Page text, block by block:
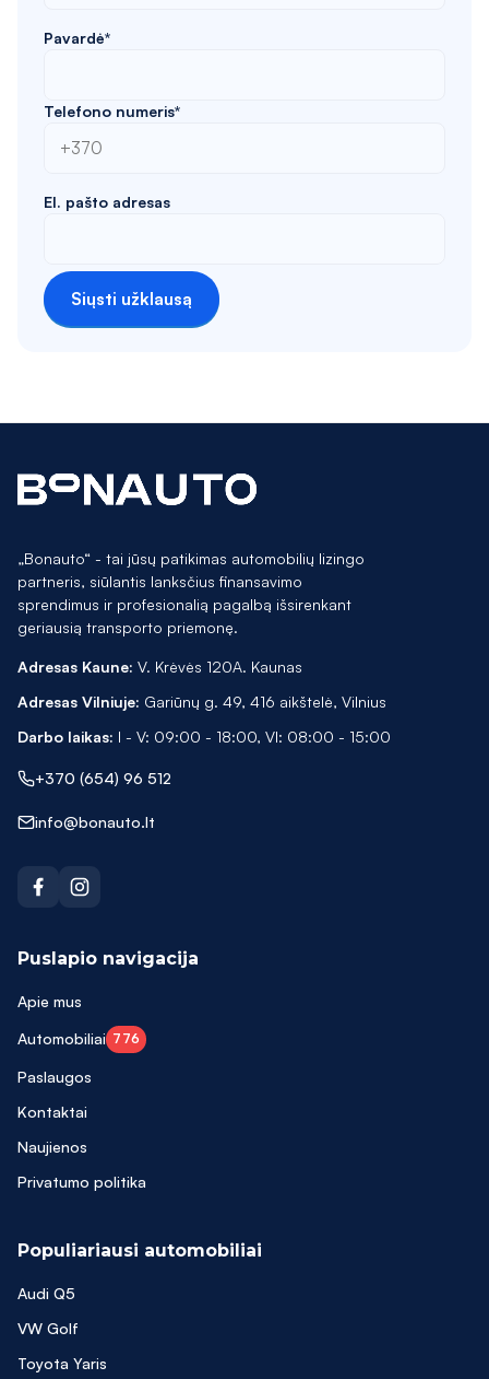
Pavardė*
Telefono numeris*
El. pašto adresas
Siųsti užklausą
„Bonauto“ - tai jūsų patikimas automobilių lizingo
partneris, siūlantis lanksčius finansavimo
sprendimus ir profesionalią pagalbą išsirenkant
geriausią transporto priemonę.
Adresas Kaune: V. Krėvės 120A. Kaunas
Adresas Vilniuje: Gariūnų g. 49, 416 aikštelė, Vilnius
Darbo laikas: I - V: 09:00 - 18:00, VI: 08:00 - 15:00
+370 (654) 96 512
info@bonauto.lt
Puslapio navigacija
Apie mus
Automobiliai 776
Paslaugos
Kontaktai
Naujienos
Privatumo politika
Populiariausi automobiliai
Audi Q5
VW Golf
Toyota Yaris